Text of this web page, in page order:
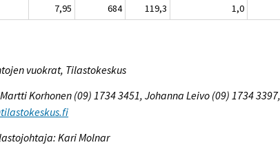
7,95 684 119,3 1,0
vuokrat, Tilastokeskus
Korhonen (09) 1734 3451, Johanna Leivo (09) 1734 3397,
Kari Molnar